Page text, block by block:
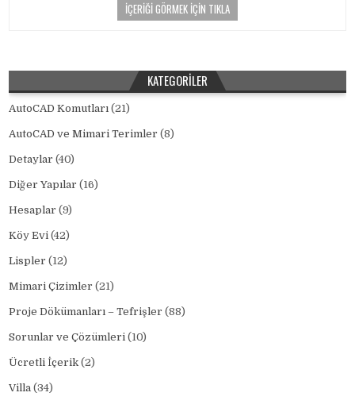
İÇERIĞI GÖRMEK İÇIN TIKLA
KATEGORILER
AutoCAD Komutları (21)
AutoCAD ve Mimari Terimler (8)
Detaylar (40)
Diğer Yapılar (16)
Hesaplar (9)
Köy Evi (42)
Lispler (12)
Mimari Çizimler (21)
Proje Dökümanları – Tefrişler (88)
Sorunlar ve Çözümleri (10)
Ücretli İçerik (2)
Villa (34)